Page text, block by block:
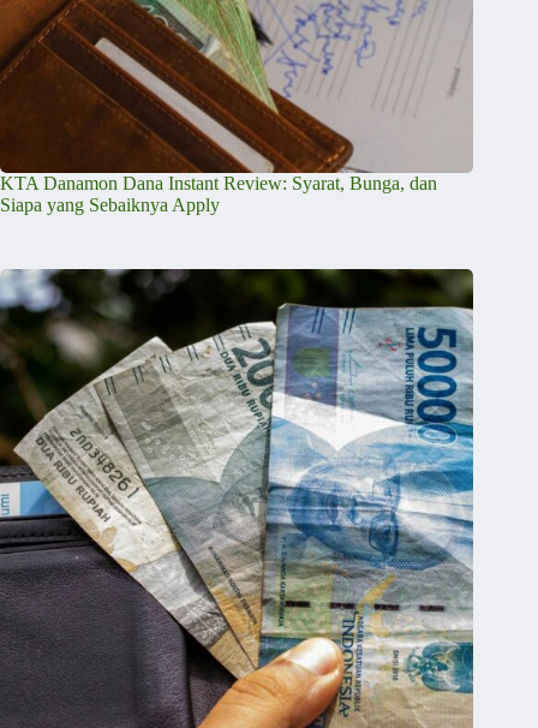
KTA Danamon Dana Instant Review: Syarat, Bunga, dan
Siapa yang Sebaiknya Apply